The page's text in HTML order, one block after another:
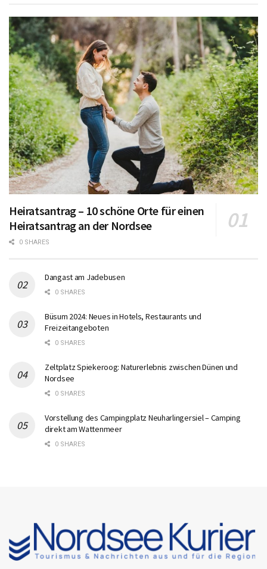
Heiratsantrag – 10 schöne Orte für einen
Heiratsantrag an der Nordsee
0 SHARES
Dangast am Jadebusen
0 SHARES
Büsum 2024: Neues in Hotels, Restaurants und
Freizeitangeboten
0 SHARES
Zeltplatz Spiekeroog: Naturerlebnis zwischen Dünen und
Nordsee
0 SHARES
Vorstellung des Campingplatz Neuharlingersiel – Camping
direkt am Wattenmeer
0 SHARES